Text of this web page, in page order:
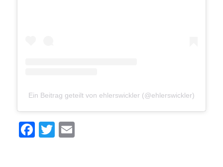
Ein Beitrag geteilt von ehlerswickler (@ehlerswickler)
Facebook
Twitter